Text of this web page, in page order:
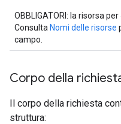
OBBLIGATORI: la risorsa
Consulta Nomi delle risorse
campo.
Corpo della
Il corpo della richiesta
struttura: